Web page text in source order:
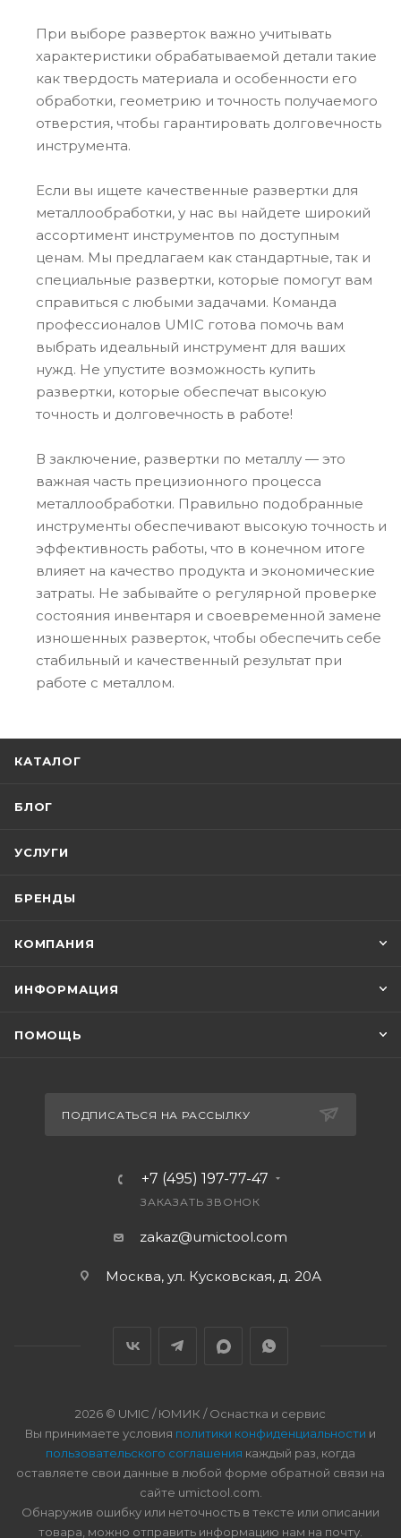
При выборе разверток важно учитывать
характеристики обрабатываемой детали такие
как твердость материала и особенности его
обработки, геометрию и точность получаемого
отверстия, чтобы гарантировать долговечность
инструмента.
Если вы ищете качественные развертки для
металлообработки, у нас вы найдете широкий
ассортимент инструментов по доступным
ценам. Мы предлагаем как стандартные, так и
специальные развертки, которые помогут вам
справиться с любыми задачами. Команда
профессионалов UMIC готова помочь вам
выбрать идеальный инструмент для ваших
нужд. Не упустите возможность купить
развертки, которые обеспечат высокую
точность и долговечность в работе!
В заключение, развертки по металлу — это
важная часть прецизионного процесса
металлообработки. Правильно подобранные
инструменты обеспечивают высокую точность и
эффективность работы, что в конечном итоге
влияет на качество продукта и экономические
затраты. Не забывайте о регулярной проверке
состояния инвентаря и своевременной замене
изношенных разверток, чтобы обеспечить себе
стабильный и качественный результат при
работе с металлом.
КАТАЛОГ
БЛОГ
УСЛУГИ
БРЕНДЫ
КОМПАНИЯ
ИНФОРМАЦИЯ
ПОМОЩЬ
ПОДПИСАТЬСЯ НА РАССЫЛКУ
+7 (495) 197-77-47
ЗАКАЗАТЬ ЗВОНОК
zakaz@umictool.com
Москва, ул. Кусковская, д. 20А
2026 © UMIC / ЮМИК / Оснастка и сервис
Вы принимаете условия политики конфиденциальности и
пользовательского соглашения каждый раз, когда
оставляете свои данные в любой форме обратной связи на
сайте umictool.com.
Обнаружив ошибку или неточность в тексте или описании
товара, можно отправить информацию нам на почту.